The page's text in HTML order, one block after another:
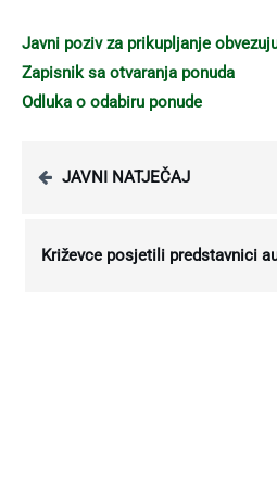
Javni poziv za prikupljanje
Zapisnik sa otvaranja ponuda
Odluka o odabiru ponude
JAVNI NATJEČAJ